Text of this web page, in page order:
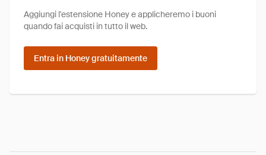
Aggiungi l'estensione Honey e applicheremo i buoni
quando fai acquisti in tutto il web.
Entra in Honey gratuitamente